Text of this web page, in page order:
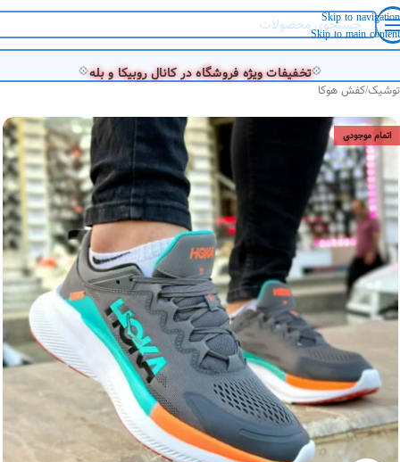
Skip to navigation
Skip to main content
💠تخفیفات ویژه فروشگاه در کانال روبیکا و بله💠
توشیک/کفش هوکا
اتمام موجودی